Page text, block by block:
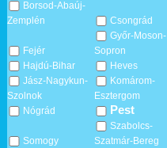
Borsod-Abaúj-
Zemplén
Csongrád
Fejér
Győr-Moson-
Sopron
Hajdú-Bihar
Heves
Jász-Nagykun-
Szolnok
Komárom-
Esztergom
Nógrád
Pest
Somogy
Szabolcs-
Szatmár-Bereg